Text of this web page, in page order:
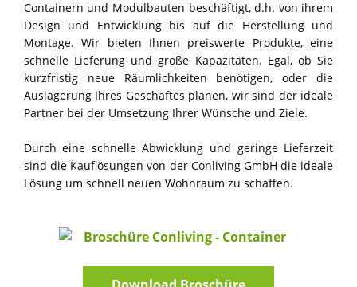
Containern und Modulbauten beschäftigt, d.h. von ihrem
Design und Entwicklung bis auf die Herstellung und
Montage. Wir bieten Ihnen preiswerte Produkte, eine
schnelle Lieferung und große Kapazitäten. Egal, ob Sie
kurzfristig neue Räumlichkeiten benötigen, oder die
Auslagerung Ihres Geschäftes planen, wir sind der ideale
Partner bei der Umsetzung Ihrer Wünsche und Ziele.
Durch eine schnelle Abwicklung und geringe Lieferzeit
sind die Kauflösungen von der Conliving GmbH die ideale
Lösung um schnell neuen Wohnraum zu schaffen.